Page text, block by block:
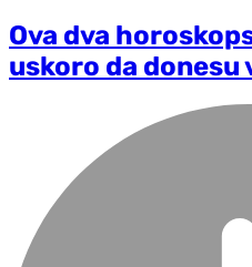
Ova dva
uskoro da donesu